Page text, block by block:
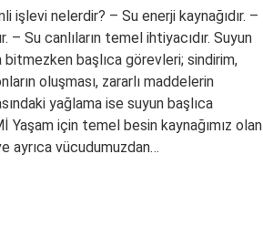
işlevi nelerdir? – Su enerji kaynağıdır. –
– Su canlıların temel ihtiyacıdır. Suyun
başlıca görevleri; sindirim,
oluşması, zararlı maddelerin
yağlama ise suyun başlıca
Yaşam için temel besin kaynağımız olan
ayrıca vücudumuzdan…